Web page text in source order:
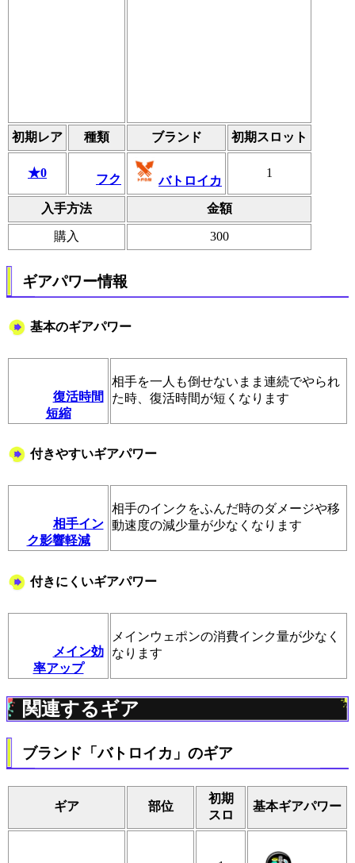
初期レア 種類 ブランド 初期スロット
★0 フク バトロイカ
1
入手方法 金額
購入 300
ギアパワー情報
基本のギアパワー
復活時間
短縮
相手を一人も倒せないまま連続でやられ
た時、復活時間が短くなります
付きやすいギアパワー
相手イン
ク影響軽減
相手のインクをふんだ時のダメージや移
動速度の減少量が少なくなります
付きにくいギアパワー
メイン効
率アップ
メインウェポンの消費インク量が少なく
なります
関連するギア
ブランド「バトロイカ」のギア
ギア 部位
初期
スロ
基本ギアパワー